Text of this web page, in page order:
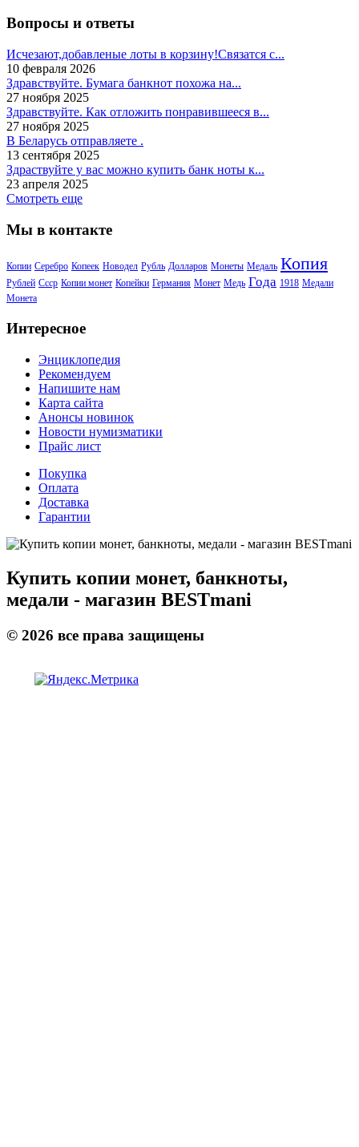
Вопросы и ответы
Исчезают,добавленые лоты в корзину!Связатся с...
10 февраля 2026
Здравствуйте. Бумага банкнот похожа на...
27 ноября 2025
Здравствуйте. Как отложить понравившееся в...
27 ноября 2025
В Беларусь отправляете .
13 сентября 2025
Здраствуйте у вас можно купить банк ноты к...
23 апреля 2025
Смотреть еще
Мы в контакте
Копии Серебро Копеек Новодел Рубль Долларов Монеты Медаль Копия
Рублей Ссср Копии монет Копейки Германия Монет Медь Года 1918 Медали
Монета
Интересное
Энциклопедия
Рекомендуем
Напишите нам
Карта сайта
Анонсы новинок
Новости нумизматики
Прайс лист
Покупка
Оплата
Доставка
Гарантии
Купить копии монет, банкноты,
медали - магазин BESTmani
© 2026 все права защищены